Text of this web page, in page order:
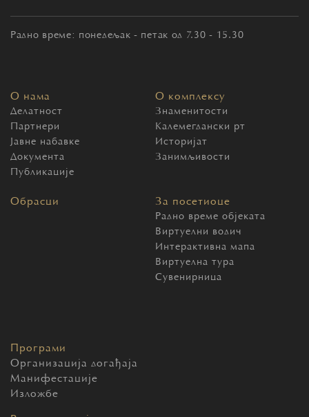
Радно време: понедељак - петак од 7.30 - 15.30
О нама
Делатност
Партнери
Јавне набавке
Документа
Публикације
О комплексу
Знаменитости
Калемегдански рт
Историјат
Занимљивости
Обрасци За посетиоце
Радно време објеката
Виртуелни водич
Интерактивна мапа
Виртуелна тура
Сувенирница
Програми
Организација догађаја
Манифестације
Изложбе